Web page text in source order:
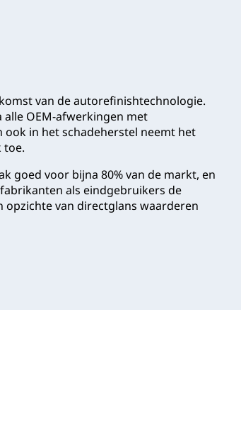
van de autorefinishtechnologie.
OEM-afwerkingen met
in het schadeherstel neemt het
toe.
goed voor bijna 80% van de markt, en
als eindgebruikers de
van directglans waarderen